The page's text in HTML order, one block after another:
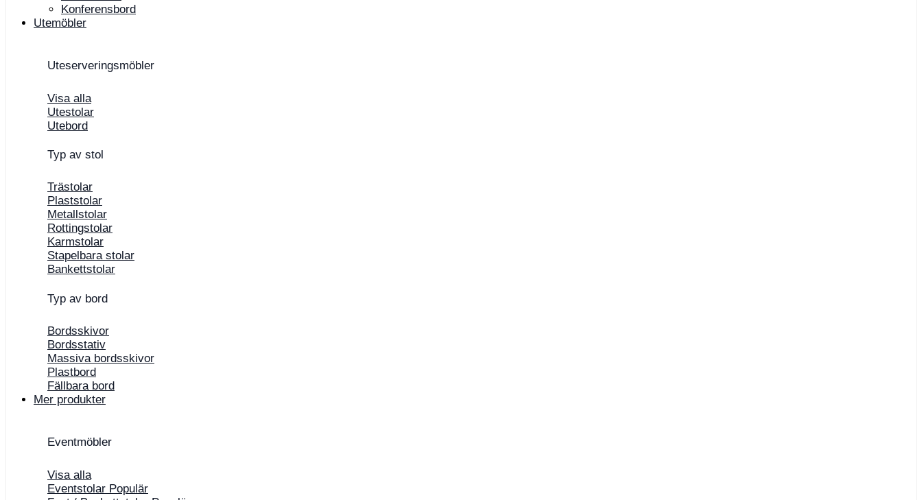
Konferensbord
Utemöbler
Uteserveringsmöbler
Visa alla
Utestolar
Utebord
Typ av stol
Trästolar
Plaststolar
Metallstolar
Rottingstolar
Karmstolar
Stapelbara stolar
Bankettstolar
Typ av bord
Bordsskivor
Bordsstativ
Massiva bordsskivor
Plastbord
Fällbara bord
Mer produkter
Eventmöbler
Visa alla
Eventstolar